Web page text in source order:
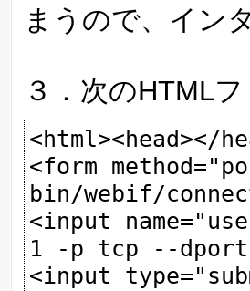
まうので、イン
３．次のHTML
<html><head></
<form
bin/webif/
<input
1 -p tcp --dport
<input